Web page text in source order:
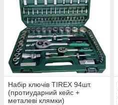
Набір ключів TIREX 94шт.
(протиударний кейс +
металеві клямки)